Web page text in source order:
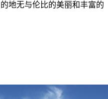
地无与伦比的美丽和丰富的